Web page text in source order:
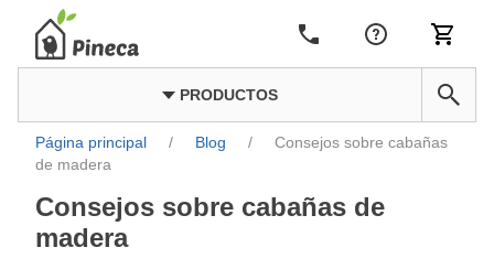
PRODUCTOS
Página principal / Blog /
Consejos sobre cabañas
de madera
Consejos sobre cabañas de
madera